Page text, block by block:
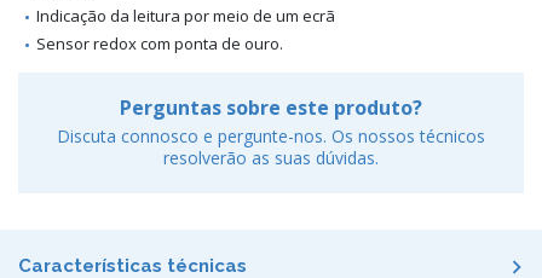
Indicação da leitura por meio de um ecrã
Sensor redox com ponta de ouro.
Perguntas sobre este produto?
Discuta connosco e pergunte-nos. Os nossos técnicos
resolverão as suas dúvidas.
Características técnicas